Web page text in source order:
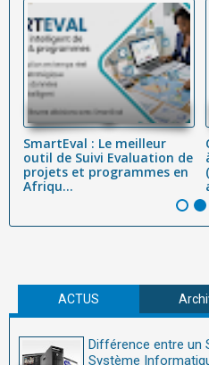
SmartEval : Le meilleur
outil de Suivi Evaluation de
projets et programmes en
Afriqu...
ACTUS
Différence entre un
Système